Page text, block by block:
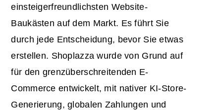
einsteigerfreundlichsten Website-
Baukästen auf dem Markt. Es führt Sie
durch jede Entscheidung, bevor Sie etwas
erstellen. Shoplazza wurde von Grund auf
für den grenzüberschreitenden E-
Commerce entwickelt, mit nativer KI-Store-
Generierung, globalen Zahlungen und